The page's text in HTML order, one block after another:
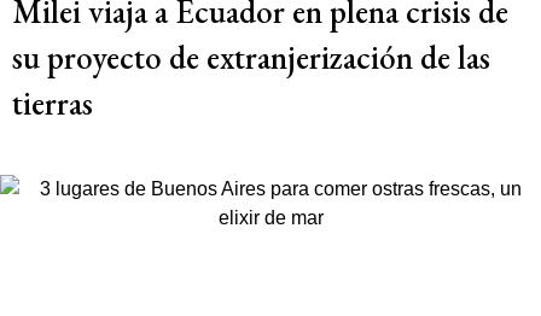
Milei viaja a Ecuador en plena crisis de
su proyecto de extranjerización de las
tierras